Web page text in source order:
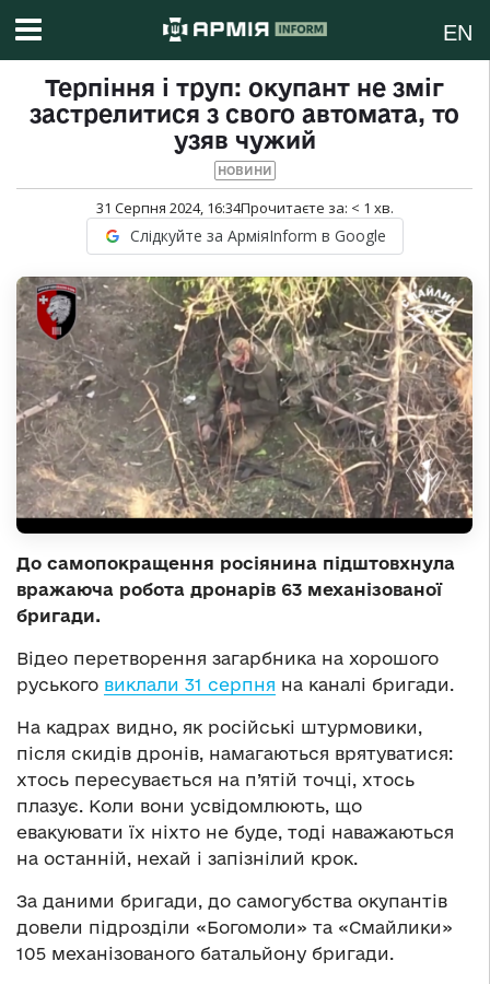
EN
Терпіння і труп: окупант не зміг
застрелитися з свого автомата, то
узяв чужий
НОВИНИ
31 Серпня 2024, 16:34Прочитаєте за: < 1 хв.
Слідкуйте за АрміяInform в Google
До самопокращення росіянина підштовхнула
вражаюча робота дронарів 63 механізованої
бригади.
Відео перетворення загарбника на хорошого
руського виклали 31 серпня на каналі бригади.
На кадрах видно, як російські штурмовики,
після скидів дронів, намагаються врятуватися:
хтось пересувається на п’ятій точці, хтось
плазує. Коли вони усвідомлюють, що
евакуювати їх ніхто не буде, тоді наважаються
на останній, нехай і запізнілий крок.
За даними бригади, до самогубства окупантів
довели підрозділи «Богомоли» та «Смайлики»
105 механізованого батальйону бригади.